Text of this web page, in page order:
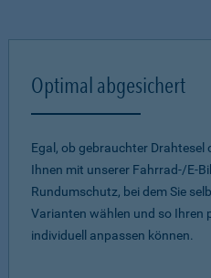
Optimal abgesichert
Egal, ob gebrauchter Drahtesel
Ihnen mit unserer Fahrrad-/E-
Rundumschutz, bei dem Sie
Varianten wählen und so Ihren
individuell anpassen können.